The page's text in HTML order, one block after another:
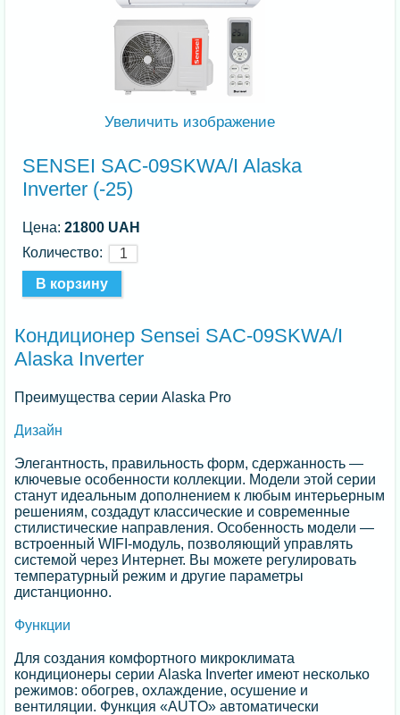
Увеличить изображение
SENSEI SAC-09SKWA/I Alaska
Inverter (-25)
Цена:21800 UAH
Количество:
Кондиционер Sensei SAC-09SKWA/I
Alaska Inverter
Преимущества серии Alaska Pro
Дизайн
Элегантность, правильность форм, сдержанность —
ключевые особенности коллекции. Модели этой серии
станут идеальным дополнением к любым интерьерным
решениям, создадут классические и современные
стилистические направления. Особенность модели —
встроенный WIFI-модуль, позволяющий управлять
системой через Интернет. Вы можете регулировать
температурный режим и другие параметры
дистанционно.
Функции
Для создания комфортного микроклимата
кондиционеры серии Alaska Inverter имеют несколько
режимов: обогрев, охлаждение, осушение и
вентиляции. Функция «AUTO» автоматически